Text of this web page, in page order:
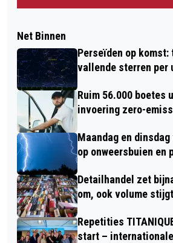
Net Binnen
Perseïden op
vallende sterren per
Ruim 56.000 boetes
invoering zero-
Maandag en
op onweersbuien en
Detailhandel zet
om, ook volume stijgt
Repetities
start –